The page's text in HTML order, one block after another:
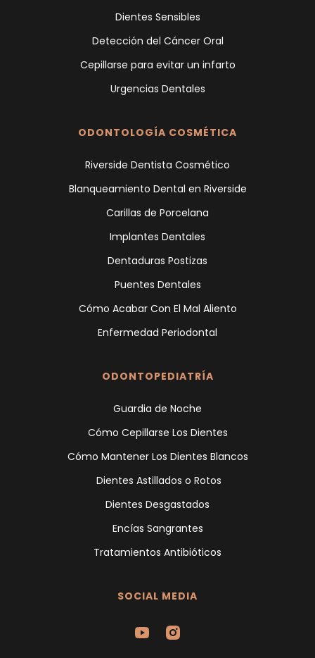
Dientes Sensibles
Detección del Cáncer Oral
Cepillarse para evitar un infarto
Urgencias Dentales
ODONTOLOGÍA COSMÉTICA
Riverside Dentista Cosmético
Blanqueamiento Dental en Riverside
Carillas de Porcelana
Implantes Dentales
Dentaduras Postizas
Puentes Dentales
Cómo Acabar Con El Mal Aliento
Enfermedad Periodontal
ODONTOPEDIATRÍA
Guardia de Noche
Cómo Cepillarse Los Dientes
Cómo Mantener Los Dientes Blancos
Dientes Astillados o Rotos
Dientes Desgastados
Encías Sangrantes
Tratamientos Antibióticos
SOCIAL MEDIA